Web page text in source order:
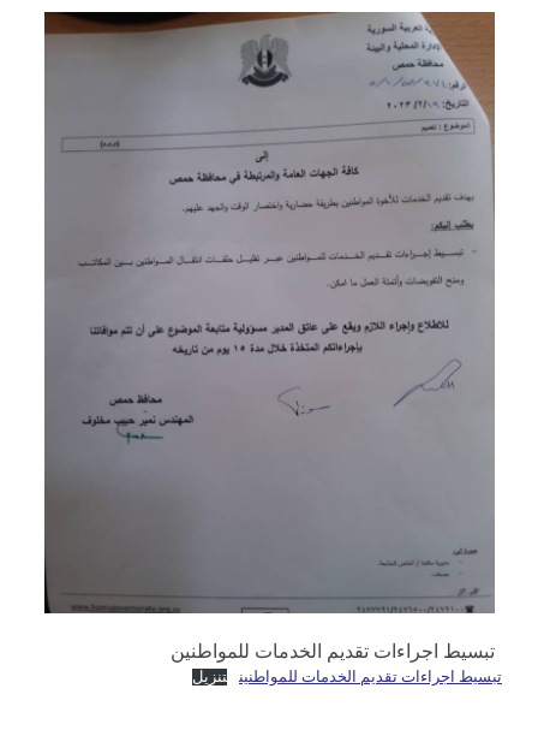
تبسيط اجراءات تقديم الخدمات للمواطنين
تبسيط اجراءات تقديم الخدمات للمواطنين تنزيل